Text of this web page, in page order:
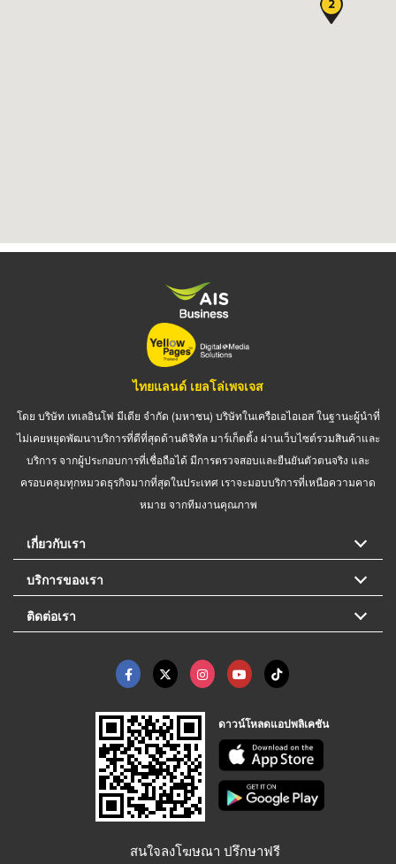
ไทยแลนด์ เยลโล่เพจเจส
โดย บริษัท เทเลอินโฟ มีเดีย จำกัด (มหาชน) บริษัทในเครือเอไอเอส ในฐานะผู้นำที่
ไม่เคยหยุดพัฒนาบริการที่ดีที่สุดด้านดิจิทัล มาร์เก็ตติ้ง ผ่านเว็บไซต์รวมสินค้าและ
บริการ จากผู้ประกอบการที่เชื่อถือได้ มีการตรวจสอบและยืนยันตัวตนจริง และ
ครอบคลุมทุกหมวดธุรกิจมากที่สุดในประเทศ เราจะมอบบริการที่เหนือความคาด
หมาย จากทีมงานคุณภาพ
เกี่ยวกับเรา
บริการของเรา
ติดต่อเรา
ดาวน์โหลดแอปพลิเคชัน
สนใจลงโฆษณา ปรึกษาฟรี